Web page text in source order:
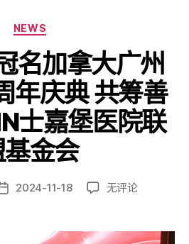
NEWS
名加拿大广州
年庆典 共筹善
士嘉堡医院联
金会
2024-11-18 无评论